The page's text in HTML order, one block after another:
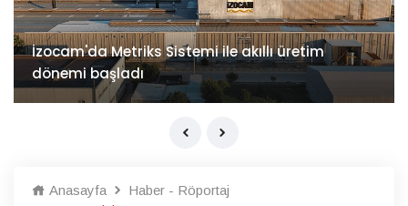
İzocam'da Metriks Sistemi ile akıllı üretim
dönemi başladı
Anasayfa
Haber - Röportaj